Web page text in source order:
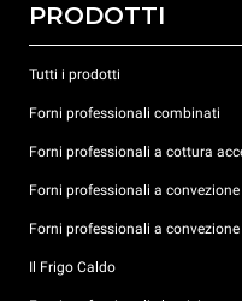
PRODOTTI
Tutti i prodotti
Forni professionali combinati
Forni professionali a cottura
Forni professionali a
Forni professionali a convezione
Il Frigo Caldo